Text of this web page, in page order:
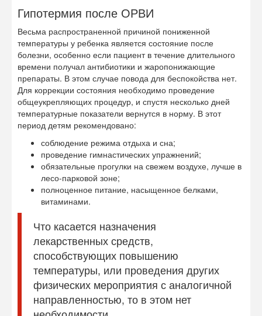
Гипотермия после ОРВИ
Весьма распространенной причиной пониженной
температуры у ребенка является состояние после
болезни, особенно если пациент в течение длительного
времени получал антибиотики и жаропонижающие
препараты. В этом случае повода для беспокойства нет.
Для коррекции состояния необходимо проведение
общеукрепляющих процедур, и спустя несколько дней
температурные показатели вернутся в норму. В этот
период детям рекомендовано:
соблюдение режима отдыха и сна;
проведение гимнастических упражнений;
обязательные прогулки на свежем воздухе, лучше в
лесо-парковой зоне;
полноценное питание, насыщенное белками,
витаминами.
Что касается назначения
лекарственных средств,
способствующих повышению
температуры, или проведения других
физических мероприятия с аналогичной
направленностью, то в этом нет